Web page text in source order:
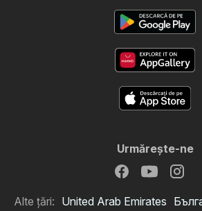
Urmăreşte-ne
Alte țări: United Arab Emirates